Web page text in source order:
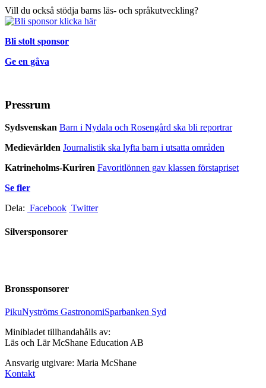
Vill du också stödja barns läs- och språkutveckling?
Bli stolt sponsor
Ge en gåva
Pressrum
Sydsvenskan Barn i Nydala och Rosengård ska bli reportrar
Medievärlden Journalistik ska lyfta barn i utsatta områden
Katrineholms-Kuriren Favoritlönnen gav klassen förstapriset
Se fler
Dela: Facebook Twitter
Silversponsorer
Bronssponsorer
PikuNyströms GastronomiSparbanken Syd
Minibladet tillhandahålls av:
Läs och Lär McShane Education AB
Ansvarig utgivare: Maria McShane
Kontakt